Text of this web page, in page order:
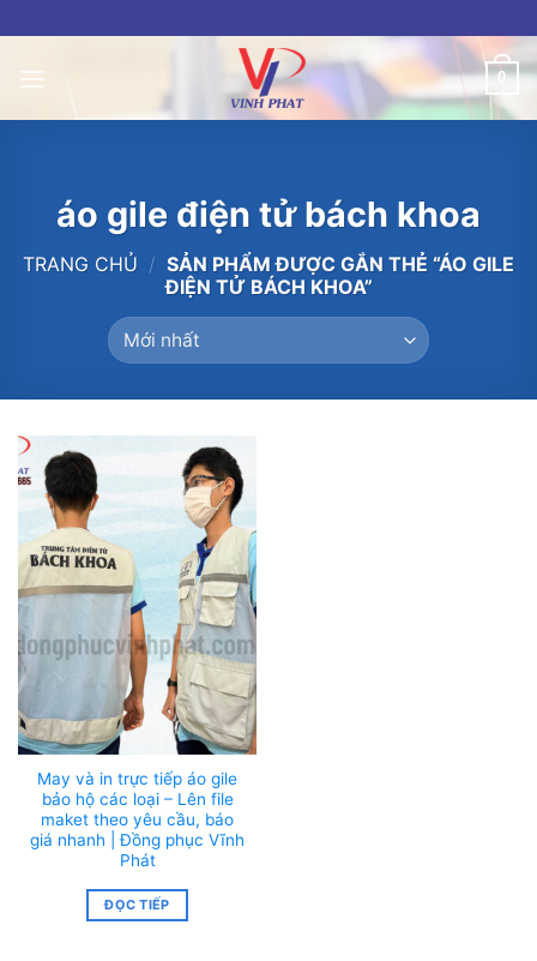
to
content
0
áo gile điện tử bách khoa
TRANG CHỦ / SẢN PHẨM ĐƯỢC GẮN THẺ “ÁO GILE
ĐIỆN TỬ BÁCH KHOA”
May và in trực tiếp áo gile
bảo hộ các loại – Lên file
maket theo yêu cầu, báo
giá nhanh | Đồng phục Vĩnh
Phát
ĐỌC TIẾP